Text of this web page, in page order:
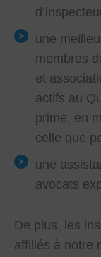
une
membres
et
actifs au
prime, en
celle que
une
avocats
De plus, les
affiliés à notre